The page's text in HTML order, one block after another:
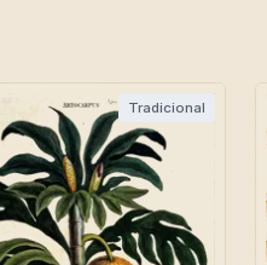
Tradicional